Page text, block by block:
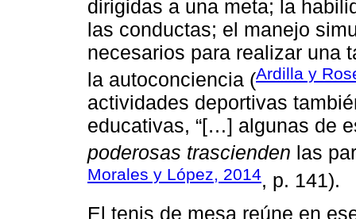
dirigidas a una meta; la
las conductas; el manejo
necesarios para realizar una
la autoconciencia (Ardilla y
actividades deportivas
educativas, “[…] algunas de
poderosas trascienden las
Morales y López, 2014, p. 141).
El tenis de mesa reúne en